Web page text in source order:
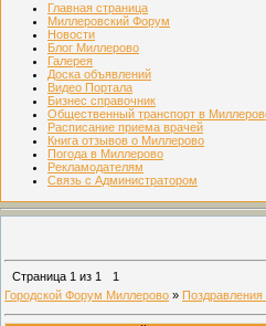
Главная страница
Миллеровский Форум
Новости
Блог Миллерово
Галерея
Доска объявлений
Видео Портала
Бизнес справочник
Общественный транспорт в
Расписание приема врачей
Книга отзывов о Миллерово
Погода в Миллерово
Рекламодателям
Связь с Администратором
Страница 1 из 1
1
Городской Форум Миллерово »